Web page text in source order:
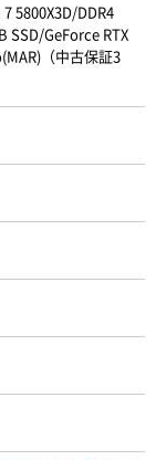
7 5800X3D/DDR4
SSD/GeForce RTX
（中古保証3